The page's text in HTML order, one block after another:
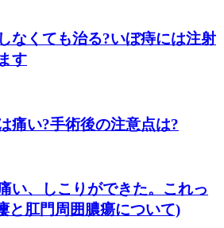
なくても治る?いぼ痔には注射
す
痛い?手術後の注意点は?
い、しこりができた。これっ
と肛門周囲膿瘍について)